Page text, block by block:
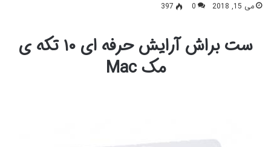
می 15, 2018 0
397
ست براش آرایش حرفه ای ۱۰ تکه ی
مک Mac